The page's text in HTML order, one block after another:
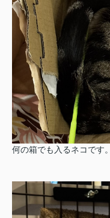
何の箱でも入るネコです。